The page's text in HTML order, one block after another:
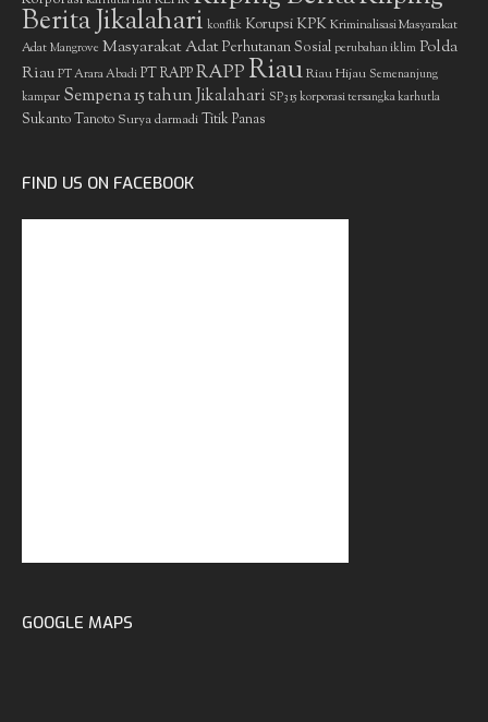
Berita Jikalahari konflik Korupsi KPKKriminalisasi Masyarakat
Adat Mangrove Masyarakat AdatPerhutanan Sosial perubahan iklim Polda
Riau PT Arara Abadi PT RAPPRAPPRiauRiau Hijau Semenanjung
kampar Sempena 15 tahun Jikalahari SP3 15 korporasi tersangka karhutla
Sukanto Tanoto Surya darmadiTitik Panas
FIND US ON FACEBOOK
GOOGLE MAPS